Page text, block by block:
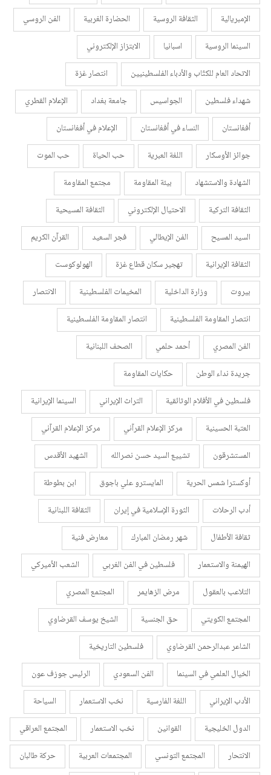
الإمبريالية
الثقافة الروسية الحضارة الغربية
الفن الروسي
السينما الروسية
اسبانيا
الابتزاز الإلكتروني
الاتحاد العام للكتّاب والأدباء الفلسطينيين
انتصار غزة
شهداء فلسطين
الجواسيس جامعة بغداد
الإعلام القطري
أفغانستان
النساء في أفغانستان
الإعلام في أفغانستان
جوائز الأوسكار
اللغة العبرية حب الحياة
حب الموت
الشهادة والاستشهاد
بيئة المقاومة
مجتمع المقاومة
الثقافة التركية
الاحتيال الإلكتروني
الثقافة المسيحية
السيد المسيح
الفن الإيطالي فجر السعيد
القرآن الكريم
الثقافة الإيرانية
تهجير سكان قطاع غزة
الهولوكوست
بيروت
وزارة الداخلية المخيمات الفلسطينية
الانتصار
انتصار المقاومة الفلسطينية
انتصار المقاومة الفلسطينية
الفن المصري
أحمد حلمي
الصحف اللبنانية
جريدة نداء الوطن
حكايات المقاومة
فلسطين في الأفلام الوثائقية
التراث الإيراني
السينما الإيرانية
العتبة الحسينية
مركز الإعلام القرآني
مركز الإعلام القرآني
المستشرقون
تشييع السيد حسن نصرالله
الشهيد الأقدس
أوكسترا شمس الحرية
المايسترو علي باجوق
ابن بطوطة
أدب الرحلات
الثورة الإسلامية في إيران
الثقافة اللبنانية
ثقافة الأطفال
شهر رمضان المبارك
معارض فنية
الهيمنة والاستعمار
فلسطين في الفن الغربي
الشعب الأميركي
التلاعب بالعقول
مرض الزهايمر
المجتمع المصري
المجتمع الكويتي
حق الجنسية
الشيخ يوسف القرضاوي
الشاعر عبدالرحمن القرضاوي
فلسطين التاريخية
الخيال العلمي في السينما
الفن السعودي
الرئيس جوزف عون
الأدب الإيراني
اللغة الفارسية نخب الاستعمار
السياحة
الدول الخليجية
القوانين نخب الاستعمار
المجتمع العراقي
الانتحار
المجتمع التونسي المجتمعات العربية
حركة طالبان